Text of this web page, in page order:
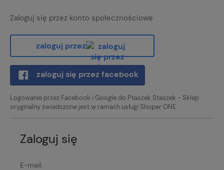
Zaloguj się przez konto społecznościowe
zaloguj przez
zaloguj się przez facebook
Logowanie przez Facebook i Google do Ptaszek Staszek - Sklep
oryginalny świadczone jest w ramach usługi Shoper ONE.
Zaloguj się
E-mail: